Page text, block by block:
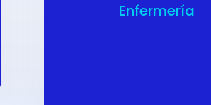
Enfermería